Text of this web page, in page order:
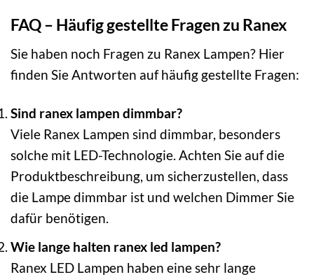
FAQ – Häufig gestellte Fragen zu Ranex
Sie haben noch Fragen zu Ranex Lampen? Hier
finden Sie Antworten auf häufig gestellte Fragen:
Sind ranex lampen dimmbar?
Viele Ranex Lampen sind dimmbar, besonders
solche mit LED-Technologie. Achten Sie auf die
Produktbeschreibung, um sicherzustellen, dass
die Lampe dimmbar ist und welchen Dimmer Sie
dafür benötigen.
Wie lange halten ranex led lampen?
Ranex LED Lampen haben eine sehr lange